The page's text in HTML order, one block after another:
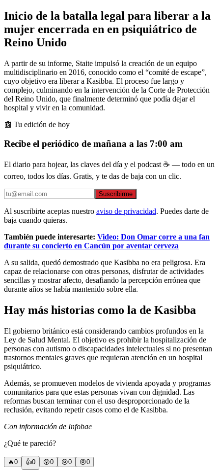
Inicio de la batalla legal para liberar a la
mujer encerrada en en psiquiátrico de
Reino Unido
A partir de su informe, Staite impulsó la creación de un equipo
multidisciplinario en 2016, conocido como el “comité de escape”,
cuyo objetivo era liberar a Kasibba. El proceso fue largo y
complejo, culminando en la intervención de la Corte de Protección
del Reino Unido, que finalmente determinó que podía dejar el
hospital y vivir en la comunidad.
📰 Tu edición de hoy
Recibe el periódico de mañana a las 7:00 am
El diario para hojear, las claves del día y el podcast ☕ — todo en un
correo, todos los días. Gratis, y te das de baja con un clic.
Suscribirme
Al suscribirte aceptas nuestro aviso de privacidad. Puedes darte de
baja cuando quieras.
También puede interesarte: Video: Don Omar corre a una fan
durante su concierto en Cancún por aventar cerveza
A su salida, quedó demostrado que Kasibba no era peligrosa. Era
capaz de relacionarse con otras personas, disfrutar de actividades
sencillas y mostrar afecto, desafiando la percepción errónea que
durante años se había mantenido sobre ella.
Hay más historias como la de Kasibba
El gobierno británico está considerando cambios profundos en la
Ley de Salud Mental. El objetivo es prohibir la hospitalización de
personas con autismo o discapacidades intelectuales si no presentan
trastornos mentales graves que requieran atención en un hospital
psiquiátrico.
Además, se promueven modelos de vivienda apoyada y programas
comunitarios para que estas personas vivan con dignidad. Las
reformas buscan terminar con el uso desproporcionado de la
reclusión, evitando repetir casos como el de Kasibba.
Con información de Infobae
¿Qué te pareció?
🔥0 👍0 😲0 😢0 😠0